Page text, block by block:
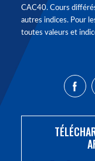
CAC40. Cours
autres indices. Pour
toutes valeurs et